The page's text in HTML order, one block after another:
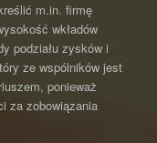
m.in. firmę
wkładów
podziału zysków i
ze wspólników jest
ponieważ
za zobowiązania